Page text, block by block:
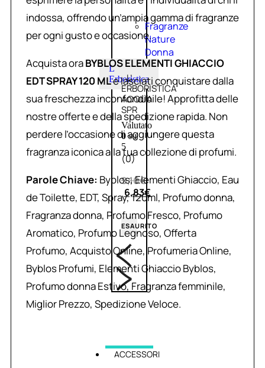
Fragranze
Nature
Donna
L
Erboristica
L’
ERBORISTICA
ACQUA
SPR
Valutato
0su
5
(0)
9,10€
6,83€
ESAURITO
ACCESSORI
indossa, offrendo un’ampia gamma di fragranze
per ogni gusto e occasione.
Acquista oraBYBLOS ELEMENTI GHIACCIO
EDT SPRAY 120 MLe lasciati conquistare dalla
sua freschezza inconfondibile! Approfitta delle
nostre offerte e della spedizione rapida. Non
perdere l’occasione di aggiungere questa
fragranza iconica alla tua collezione di profumi.
Parole Chiave: Byblos, Elementi Ghiaccio, Eau
de Toilette, EDT, Spray, 120ml, Profumo donna,
Fragranza donna, Profumo Fresco, Profumo
Aromatico, Profumo Legnoso, Offerta
Profumo, Acquisto Online, Profumeria Online,
Byblos Profumi, Elementi Ghiaccio Byblos,
Profumo donna Estivo, Fragranza femminile,
Miglior Prezzo, Spedizione Veloce.